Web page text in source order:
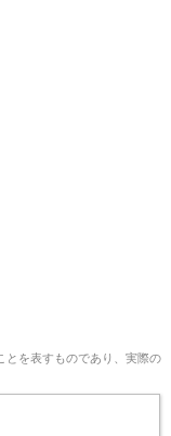
を表すものであり、実際の